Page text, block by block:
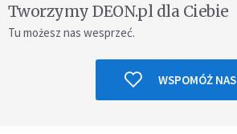
Tworzymy DEON.pl dla Ciebie
Tu możesz nas wesprzeć.
WSPOMÓŻ NAS